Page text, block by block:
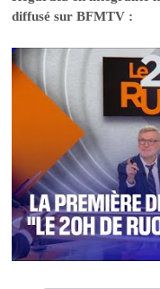
diffusé sur BFMTV :